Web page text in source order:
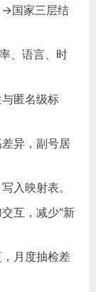
国家三层结
、语言、时
匿名级标
差异，副号居
入映射表。
互，减少“新
月度抽检差